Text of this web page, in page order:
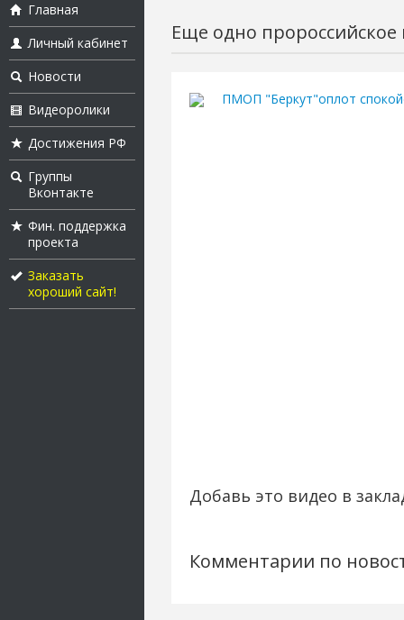
Главная
Личный кабинет
Новости
Видеоролики
Достижения РФ
Группы
Вконтакте
Фин. поддержка
проекта
Заказать
хороший сайт!
Еще одно пророссийское
ПМОП "Беркут"оплот
Добавь это видео в
Комментарии по